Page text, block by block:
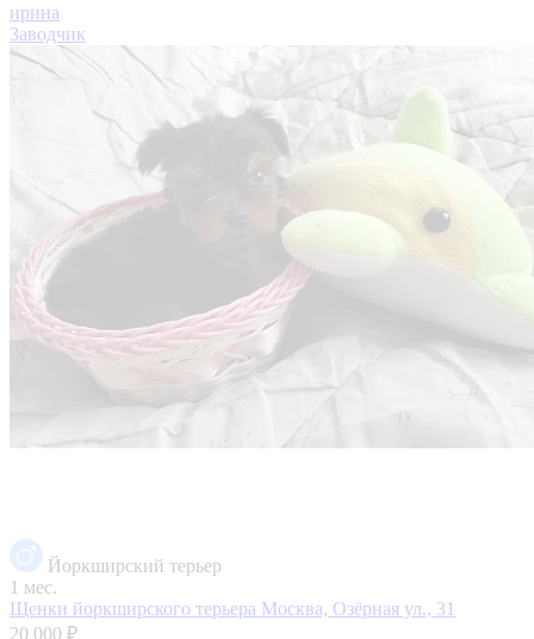
ирина
Заводчик
Йоркширский терьер
1 мес.
Щенки йоркширского терьера Москва, Озёрная ул., 31
20 000 ₽